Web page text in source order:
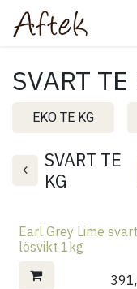
Hoppa till innehåll
SVART TE
EKO TE KG
SVART TE
KG
Earl Grey Lime
lösvikt 1kg